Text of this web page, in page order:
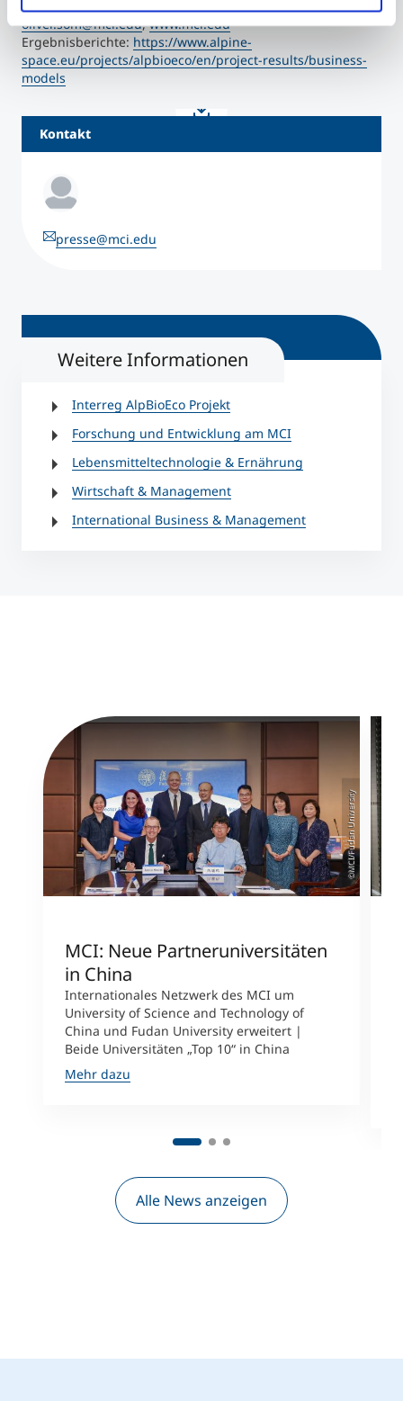
Tel: +43 512 2070-3132, Fax: -3199
oliver.som@mci.edu,www.mci.edu
Ergebnisberichte: https://www.alpine-
space.eu/projects/alpbioeco/en/project-results/business-
models
Kontakt
presse@mci.edu
Weitere Informationen
Interreg AlpBioEco Projekt
Forschung und Entwicklung am MCI
Lebensmitteltechnologie & Ernährung
Wirtschaft & Management
International Business & Management
©MCI/Fudan University
MCI: Neue Partneruniversitäten
in China
Internationales Netzwerk des MCI um
University of Science and Technology of
China und Fudan University erweitert |
Beide Universitäten „Top 10“ in China
Mehr dazu
Alle News anzeigen